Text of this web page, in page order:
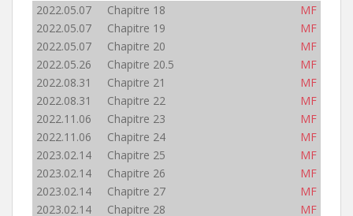
2022.05.07 Chapitre 18
MF
2022.05.07 Chapitre 19
MF
2022.05.07 Chapitre 20
MF
2022.05.26 Chapitre 20.5
MF
2022.08.31 Chapitre 21
MF
2022.08.31 Chapitre 22
MF
2022.11.06 Chapitre 23
MF
2022.11.06 Chapitre 24
MF
2023.02.14 Chapitre 25
MF
2023.02.14 Chapitre 26
MF
2023.02.14 Chapitre 27
MF
2023.02.14 Chapitre 28
MF